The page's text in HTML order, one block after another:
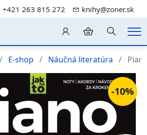
+421 263 815 272 knihy@zoner.sk
Hledání
E-shop Náučná literatúra
-10%